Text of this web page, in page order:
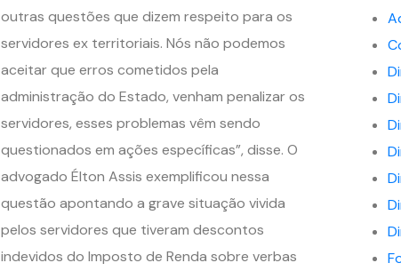
outras questões que dizem respeito para os
servidores ex territoriais. Nós não podemos
aceitar que erros cometidos pela
administração do Estado, venham penalizar os
servidores, esses problemas vêm sendo
questionados em ações específicas”, disse. O
advogado Élton Assis exemplificou nessa
questão apontando a grave situação vivida
pelos servidores que tiveram descontos
indevidos do Imposto de Renda sobre verbas